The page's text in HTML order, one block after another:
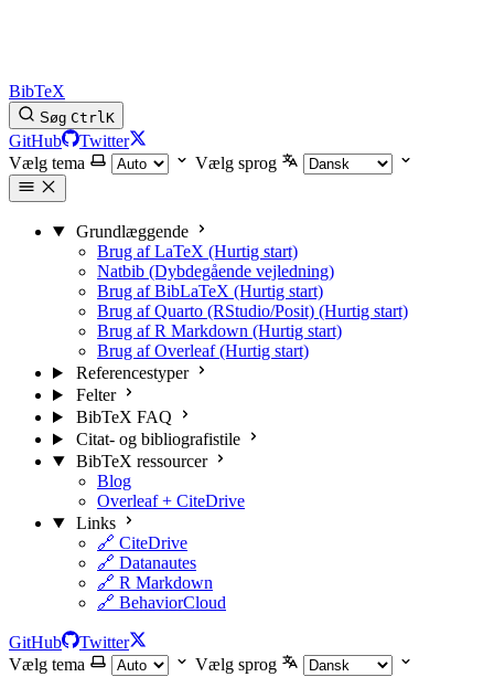
BibTeX
Søg CtrlK
GitHub
Twitter
Vælg tema
Vælg sprog
Grundlæggende
Brug af LaTeX (Hurtig start)
Natbib (Dybdegående vejledning)
Brug af BibLaTeX (Hurtig start)
Brug af Quarto (RStudio/Posit) (Hurtig start)
Brug af R Markdown (Hurtig start)
Brug af Overleaf (Hurtig start)
Referencestyper
Felter
BibTeX FAQ
Citat- og bibliografistile
BibTeX ressourcer
Blog
Overleaf + CiteDrive
Links
🔗 CiteDrive
🔗 Datanautes
🔗 R Markdown
🔗 BehaviorCloud
GitHub
Twitter
Vælg tema
Vælg sprog